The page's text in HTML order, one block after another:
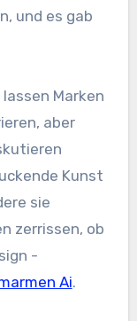
und es gab
Marken
aber
Kunst
sie
zerrissen, ob
-
Ai.